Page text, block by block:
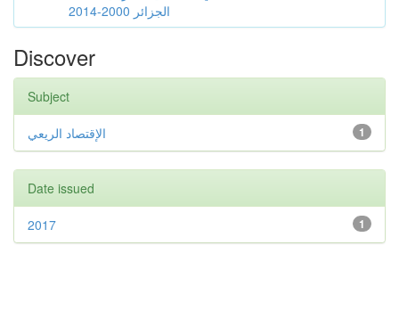
الجزائر 2000-2014
Discover
Subject
1 الإقتصاد الريعي
Date issued
1
2017